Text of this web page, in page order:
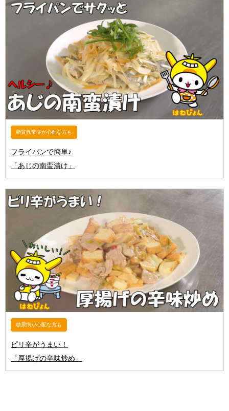
脂質異常症が心配な方も
フライパンで簡単♪
「あじの南蛮漬け」
糖尿病が心配な方も
ピリ辛がうまい！
「厚揚げの辛味炒め」